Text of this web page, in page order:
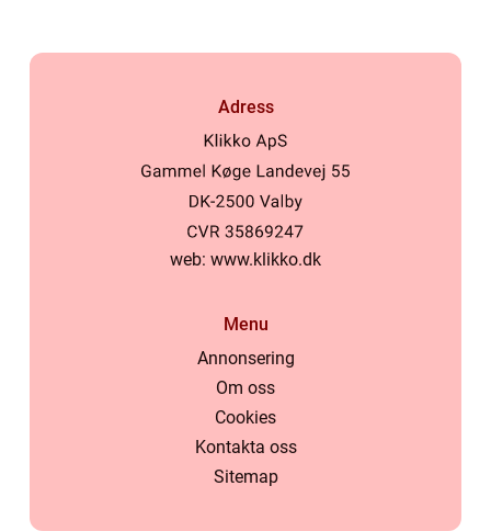
Adress
web: www.klikko.dk
Menu
Annonsering
Om oss
Cookies
Kontakta oss
Sitemap